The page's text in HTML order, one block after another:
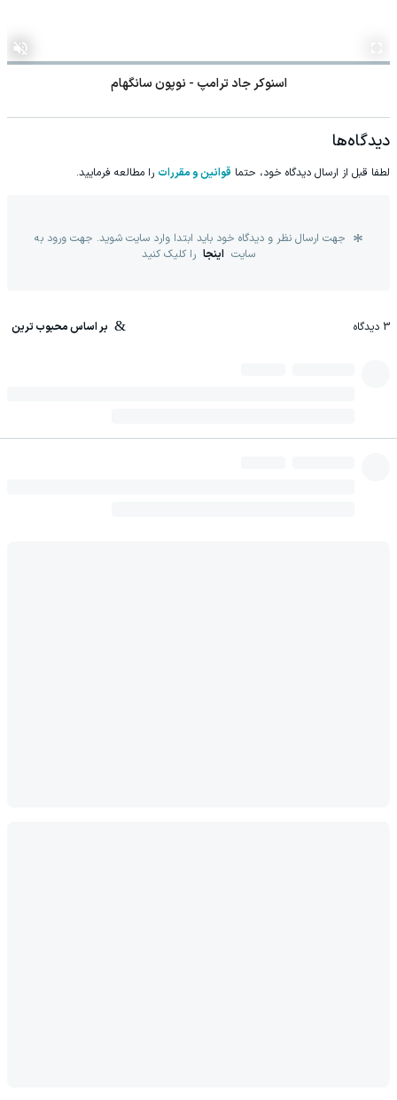
اسنوکر جاد ترامپ - نوپون سانگهام
دیدگاه‌ها
لطفا قبل از ارسال دیدگاه خود، حتما قوانین و مقررات را مطالعه فرمایید.
جهت ارسال نظر و دیدگاه خود باید ابتدا وارد سایت شوید. جهت ورود به
سایت اینجا را کلیک کنید
3 دیدگاه بر اساس محبوب ترین